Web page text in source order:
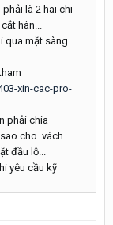
phải là 2 hai chi
hàn...
qua mặt sàng
xin-cac-pro-
phải chia
cho vách
đầu lỗ...
yêu cầu kỹ